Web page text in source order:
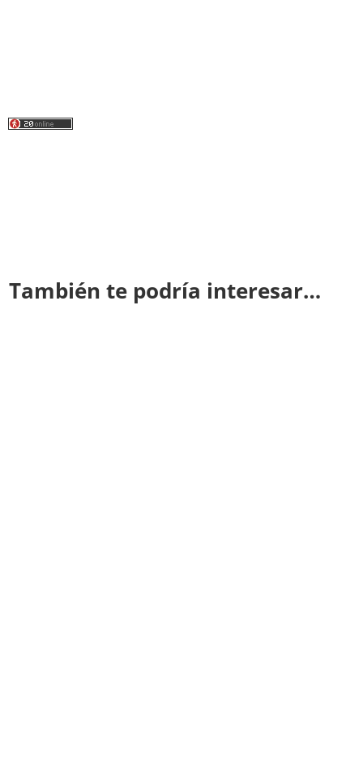
También te podría interesar…